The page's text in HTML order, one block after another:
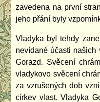
zavedena na první
jeho přání byly
Vladyka byl tehdy
nevídané účasti našich
Gorazd. Svěcení
vladykovo svěcení
za vzrušených dob
církev vlast. Vladyka